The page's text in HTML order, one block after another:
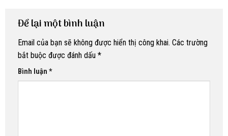
Để lại một bình luận
Email của bạn sẽ không được hiển thị công khai. Các trường
bắt buộc được đánh dấu *
Bình luận *